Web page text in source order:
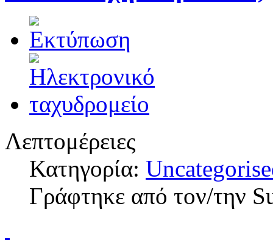
Λεπτομέρειες
Κατηγορία:
Γράφτηκε από τον/την